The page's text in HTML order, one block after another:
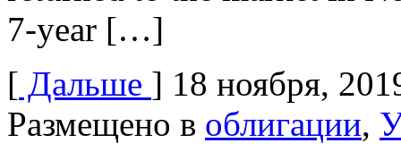
7-year […]
[ Дальше ] 18 ноября,
Размещено в облигации,